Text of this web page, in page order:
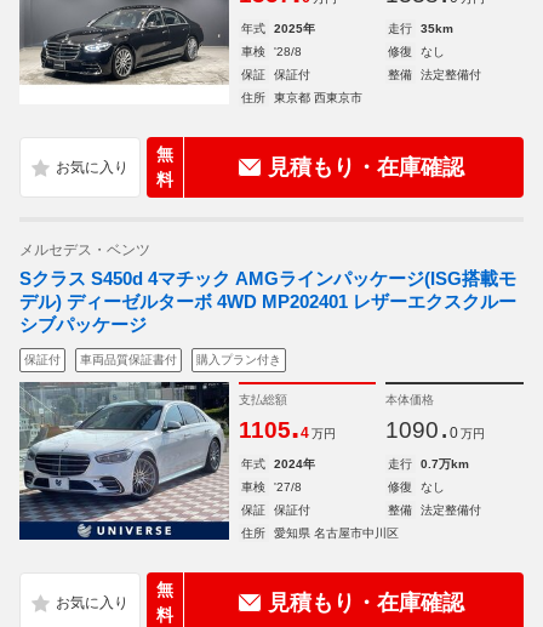
年式 2025年 走行
35km
車検
'28/8 修復
なし
保証
保証付 整備
法定整備付
住所
東京都 西東京市
無
料
見積もり・在庫確認
メルセデス・ベンツ
Sクラス S450d 4マチック AMGラインパッケージ(ISG搭載モ
デル) ディーゼルターボ 4WD MP202401 レザーエクスクルー
シブパッケージ
保証付 車両品質保証書付 購入プラン付き
支払総額
1105.4 万円
本体価格
1090. 0 万円
年式 2024年 走行
0.7万km
車検
'27/8 修復
なし
保証
保証付 整備
法定整備付
住所
愛知県 名古屋市中川区
無
料
見積もり・在庫確認